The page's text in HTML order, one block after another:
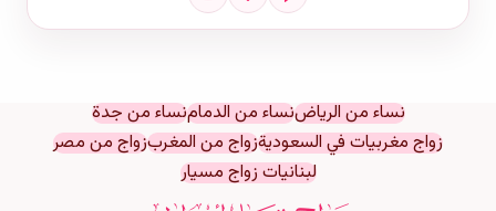
نساء من الرياضنساء من الدمامنساء من جدة
زواج مغربيات في السعوديةزواج من المغربزواج من مصر
لبنانيات زواج مسيار